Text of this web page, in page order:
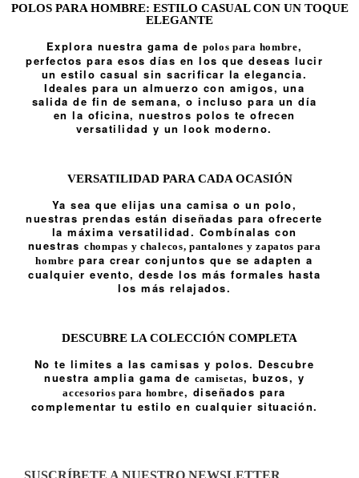
POLOS PARA HOMBRE: ESTILO CASUAL CON UN TOQUE
ELEGANTE
Explora nuestra gama de polos para hombre,
perfectos para esos días en los que deseas lucir
un estilo casual sin sacrificar la elegancia.
Ideales para un almuerzo con amigos, una
salida de fin de semana, o incluso para un día
en la oficina, nuestros polos te ofrecen
versatilidad y un look moderno.
VERSATILIDAD PARA CADA OCASIÓN
Ya sea que elijas una camisa o un polo,
nuestras prendas están diseñadas para ofrecerte
la máxima versatilidad. Combínalas con
nuestraschompas y chalecos,pantalones yzapatos para
hombre para crear conjuntos que se adapten a
cualquier evento, desde los más formales hasta
los más relajados.
DESCUBRE LA COLECCIÓN COMPLETA
No te limites a las camisas y polos. Descubre
nuestra amplia gama de camisetas, buzos, y
accesorios para hombre, diseñados para
complementar tu estilo en cualquier situación.
SUSCRÍBETE A NUESTRO NEWSLETTER